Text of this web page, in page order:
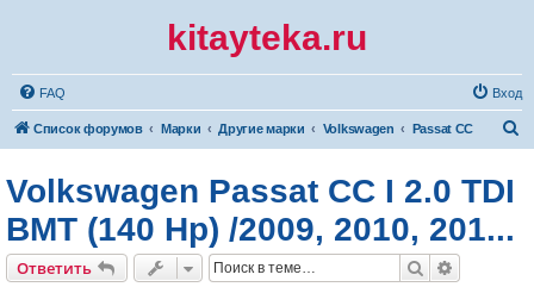
kitayteka.ru
FAQ Вход
Список форумов Марки Другие марки Volkswagen Passat CC
Volkswagen Passat CC I 2.0 TDI
BMT (140 Hp) /2009, 2010, 201...
Ответить Поиск